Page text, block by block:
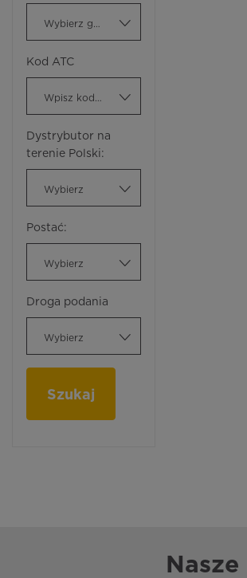
Kod ATC
Dystrybutor na
terenie Polski:
Wybierz
Postać:
Wybierz
Droga podania
Wybierz
Szukaj
Nasze